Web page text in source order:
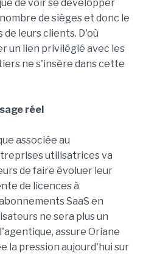
de voir se développer
de sièges et donc le
leurs clients. D'où
un lien privilégié avec les
ne s'insère dans cette
réel
associée au
utilisatrices va
de faire évoluer leur
de licences à
SaaS en
ne sera plus un
assure Oriane
la pression aujourd'hui sur